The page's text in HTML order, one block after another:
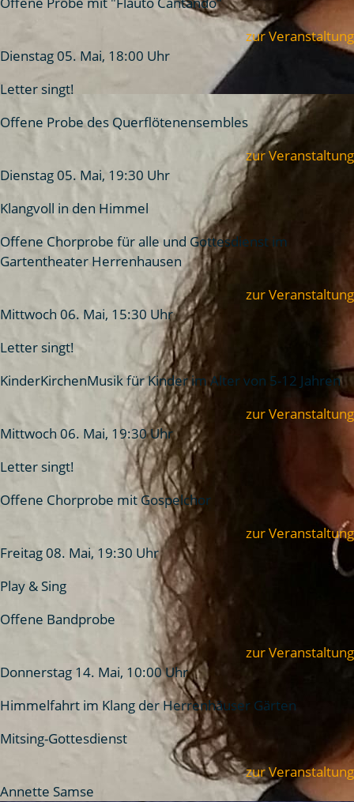
zur Veranstaltung
Dienstag 05. Mai, 18:00 Uhr
Letter singt!
Offene Probe des Querflötenensembles
zur Veranstaltung
Dienstag 05. Mai, 19:30 Uhr
Klangvoll in den Himmel
Offene Chorprobe für alle und Gottesdienst im
Gartentheater Herrenhausen
zur Veranstaltung
Mittwoch 06. Mai, 15:30 Uhr
Letter singt!
KinderKirchenMusik für Kinder im Alter von 5-12 Jahren
zur Veranstaltung
Mittwoch 06. Mai, 19:30 Uhr
Letter singt!
Offene Chorprobe mit Gospelchor
zur Veranstaltung
Freitag 08. Mai, 19:30 Uhr
Play & Sing
Offene Bandprobe
zur Veranstaltung
Donnerstag 14. Mai, 10:00 Uhr
Himmelfahrt im Klang der Herrenhäuser Gärten
Mitsing-Gottesdienst
zur Veranstaltung
Annette Samse